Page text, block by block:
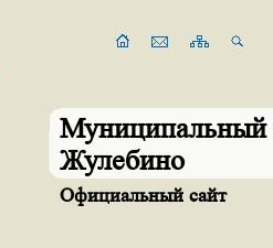
Муниципальный
Жулебино
Официальный сайт